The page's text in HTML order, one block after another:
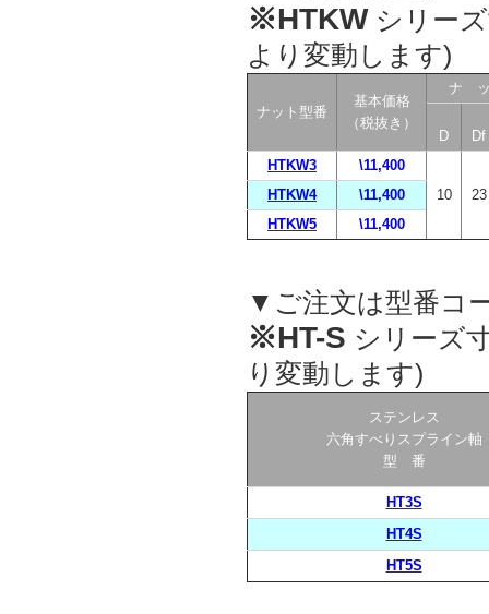
※HTKWシリー
より変動します)
ナット型番
基本価格
（税抜き）
ナ
D
Df
HTKW3
\11,400
10
23
HTKW4
\11,400
HTKW5
\11,400
▼ご注文は型番コ
※HT-S シリーズ
り変動します)
ステンレス
六角すべりスプライン軸
型 番
HT3S
HT4S
HT5S